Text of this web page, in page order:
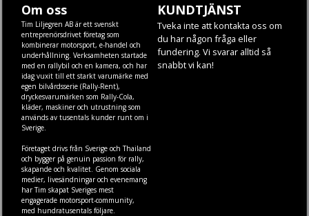
Om oss
Tim Liljegren AB är ett svenskt
entreprenörsdrivet företag som
kombinerar motorsport, e-handel och
underhållning. Verksamheten startade
med en rallybil och en kamera, och har
idag vuxit till ett starkt varumärke med
egen bilvårdsserie (Rally-Rent),
dryckesvarumärken som Rally-Cola,
kläder, maskineroch utrustning som
används av tusentals kunder runt om i
Sverige.
Företaget drivs från Sverige och Thailand
och bygger på genuin passion för rally,
skapande och kvalitet. Genom sociala
medier, livesändningar och evenemang
har Tim skapat Sveriges mest
engagerade motorsport-community,
med hundratusentals följare.
KUNDTJÄNST
Tveka inte att kontakta oss om
du har någon fråga eller
fundering. Vi svarar alltid så
snabbt vi kan!